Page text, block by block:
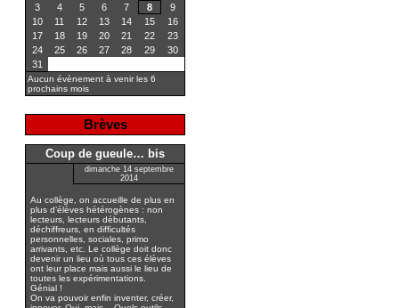
3
4 5 6 7 8
9
10
11 12 13 14 15
16
17
18 19 20 21 22
23
24
25 26 27 28 29
30
31
Aucun évènement à venir les 6
prochains mois
Brèves
Coup de gueule… bis
dimanche 14 septembre
2014
Au collège, on accueille de plus en
plus d’élèves hétérogènes : non
lecteurs, lecteurs débutants,
déchiffreurs, en difficultés
personnelles, sociales, primo
arrivants, etc. Le collège doit donc
devenir un lieu où tous ces élèves
ont leur place mais aussi le lieu de
toutes les expérimentations.
Génial !
On va pouvoir enfin inventer, créer,